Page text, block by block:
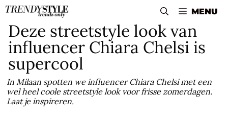
Skip
content
MENU
Deze streetstyle look van
influencer Chiara Chelsi is
supercool
In Milaan spotten we influencer Chiara Chelsi met een
wel heel coole streetstyle look voor frisse zomerdagen.
Laat je inspireren.